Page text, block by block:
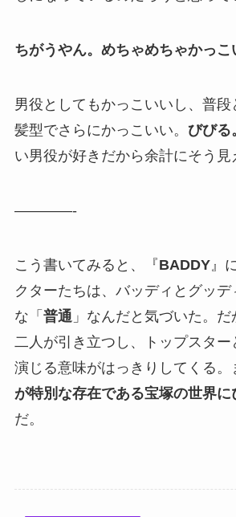
ちがうやん。めちゃめちゃかっこ
男役としてもかっこいいし、普段
髪型でさらにかっこいい。 びびる
い男役が好きだから余計にそう見
————-
こう書いてみると、『BADDY』
クターたちは、バッディとグッ
な「 普通 」なんだと気づいた。
二人が引き立つし、トップスタ
演じる意味がはっきりしてくる。
が特別な存在である宝塚の世界
だ。